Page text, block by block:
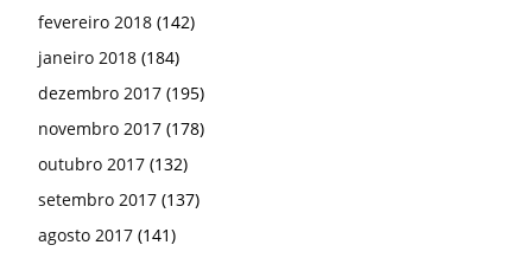
fevereiro 2018 (142)
janeiro 2018 (184)
dezembro 2017 (195)
novembro 2017 (178)
outubro 2017 (132)
setembro 2017 (137)
agosto 2017 (141)